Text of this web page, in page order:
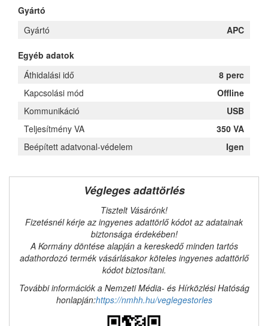
Gyártó
Gyártó
APC
Egyéb adatok
Áthidalási idő
8 perc
Kapcsolási mód
Offline
Kommunikáció
USB
Teljesítmény VA
350 VA
Beépített adatvonal-védelem
Igen
Végleges adattörlés
Tisztelt Vásárónk!
Fizetésnél kérje az ingyenes adattörlő kódot az adatainak
biztonsága érdekében!
A Kormány döntése alapján a kereskedő minden tartós
adathordozó termék vásárlásakor köteles ingyenes adattörlő
kódot biztosítani.
További információk a Nemzeti Média- és Hírközlési Hatóság
honlapján:https://nmhh.hu/veglegestorles